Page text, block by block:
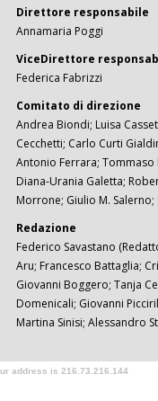
Direttore responsabile
Annamaria Poggi
ViceDirettore
Federica Fabrizzi
Comitato di direzione
Andrea Biondi; Luisa
Cecchetti; Carlo Curti
Antonio Ferrara; Tommaso
Diana-Urania Galetta;
Morrone; Giulio M. Salerno;
Redazione
Federico Savastano
Aru; Francesco Battaglia;
Giovanni Boggero; Tanja
Domenicali; Giovanni
Martina Sinisi; Alessandro
address is 216.73.216.144